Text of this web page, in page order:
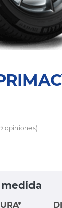
opiniones)